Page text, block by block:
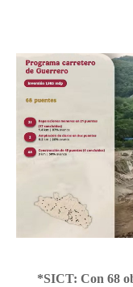
*SICT: Con 68